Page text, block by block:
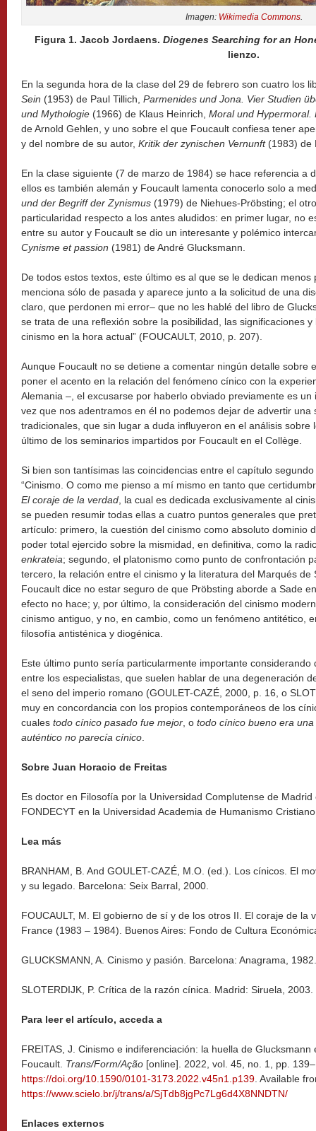
Imagen: Wikimedia Commons.
Figura 1. Jacob Jordaens. Diogenes Searching for an
lienzo.
En la segunda hora de la clase del 29 de febrero son cuatro los
Sein (1953) de Paul Tillich, Parmenides und Jona. Vier Studien
und Mythologie (1966) de Klaus Heinrich, Moral und Hypermoral.
de Arnold Gehlen, y uno sobre el que Foucault confiesa tener
y del nombre de su autor, Kritik der zynischen Vernunft(1983) de
En la clase siguiente (7 de marzo de 1984) se hace referencia a
ellos es también alemán y Foucault lamenta conocerlo solo a
und der Begriff der Zynismus (1979) de Niehues-Pröbsting; el
particularidad respecto a los antes aludidos: en primer lugar, no
entre su autor y Foucault se dio un interesante y polémico
Cynisme et passion (1981) de André Glucksmann.
De todos estos textos, este último es al que se le dedican
menciona sólo de pasada y aparece junto a la solicitud de una
claro, que perdonen mi error– que no les hablé del libro de
se trata de una reflexión sobre la posibilidad, las significaciones
cinismo en la hora actual” (FOUCAULT, 2010, p. 207).
Aunque Foucault no se detiene a comentar ningún detalle sobre
poner el acento en la relación del fenómeno cínico con la
Alemania –, el excusarse por haberlo obviado previamente es
vez que nos adentramos en él no podemos dejar de advertir una
tradicionales, que sin lugar a duda influyeron en el análisis
último de los seminarios impartidos por Foucault en el Collège.
Si bien son tantísimas las coincidencias entre el capítulo
“Cinismo. O como me pienso a mí mismo en tanto que
El coraje de la verdad , la cual es dedicada exclusivamente al
se pueden resumir todas ellas a cuatro puntos generales que
artículo: primero, la cuestión del cinismo como absoluto dominio
poder total ejercido sobre la mismidad, en definitiva, como la
enkrateia; segundo, el platonismo como punto de confrontación
tercero, la relación entre el cinismo y la literatura del Marqués de
Foucault dice no estar seguro de que Pröbsting aborde a Sade
efecto no hace; y, por último, la consideración del cinismo
cinismo antiguo, y no, en cambio, como un fenómeno antitético,
filosofía antisténica y diogénica.
Este último punto sería particularmente importante
entre los especialistas, que suelen hablar de una degeneración
el seno del imperio romano (GOULET-CAZÉ, 2000, p. 16, o
muy en concordancia con los propios contemporáneos de los
cuales todo cínico pasado fue mejor , o todo cínico bueno era una
auténtico no parecía cínico
Sobre Juan Horacio de Freitas
Es doctor en Filosofía por la Universidad Complutense de
FONDECYT en la Universidad Academia de Humanismo
Lea más
BRANHAM, B. And GOULET-CAZÉ, M.O. (ed.). Los cínicos. El
y su legado. Barcelona: Seix Barral, 2000.
FOUCAULT, M. El gobierno de sí y de los otros II. El coraje de la
France (1983 – 1984). Buenos Aires: Fondo de Cultura
GLUCKSMANN, A. Cinismo y pasión. Barcelona: Anagrama, 1982.
SLOTERDIJK, P. Crítica de la razón cínica. Madrid: Siruela, 2003.
Para leer el artículo, acceda a
FREITAS, J. Cinismo e indiferenciación: la huella de
Foucault. Trans/Form/Ação [online]. 2022, vol. 45, no. 1, pp.
https://doi.org/10.1590/0101-3173.2022.v45n1.p139 . Available
https://www.scielo.br/j/trans/a/SjTdb8jgPc7Lg6d4X8NNDTN/
Enlaces externos